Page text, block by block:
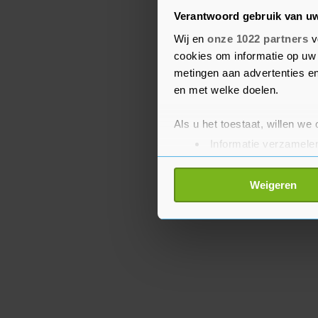
Verantwoord gebruik van
Wij en onze 1022 partners
cookies om informatie op
metingen aan advertenties
en met welke doelen.
Als u het toestaat, willen we
Informatie
Uw apparaat
Lees meer over hoe uw
toestemming op elk moment
Weigeren
Nederland zal zich
veranderend klimaat,
van het Verbond van
bouwen is belangrijk
zeer lokaal kunnen